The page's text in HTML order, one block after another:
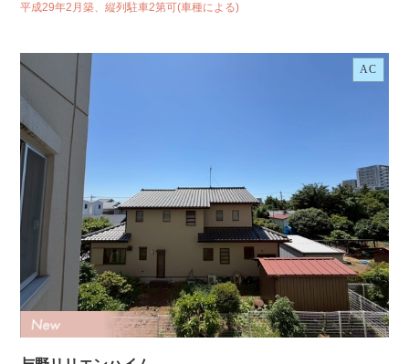
平成29年2月築、縦列駐車2第可(車種による)
AC